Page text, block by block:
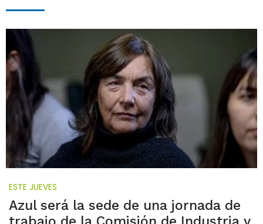
ESTE JUEVES
Azul será la sede de una jornada de